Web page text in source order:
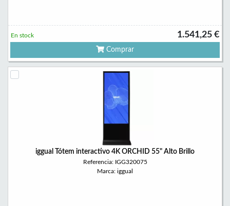
1.541,25 €
En stock
Comprar
iggual Tótem interactivo 4K ORCHID 55" Alto Brillo
Referencia: IGG320075
Marca: iggual